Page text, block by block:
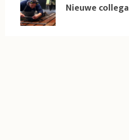
Nieuwe collega